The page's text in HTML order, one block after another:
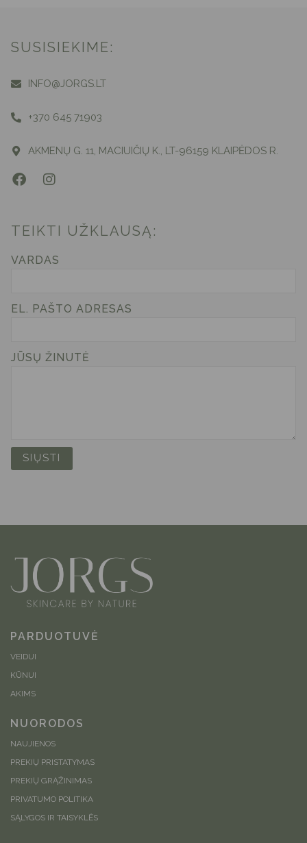
SUSISIEKIME:
INFO@JORGS.LT
+370 645 71903
AKMENŲ G. 11, MACIUIČIŲ K., LT-96159 KLAIPĖDOS R.
TEIKTI UŽKLAUSĄ:
VARDAS
EL. PAŠTO ADRESAS
JŪSŲ ŽINUTĖ
SIŲSTI
PARDUOTUVĖ
VEIDUI
KŪNUI
AKIMS
NUORODOS
NAUJIENOS
PREKIŲ PRISTATYMAS
PREKIŲ GRĄŽINIMAS
PRIVATUMO POLITIKA
SĄLYGOS IR TAISYKLĖS